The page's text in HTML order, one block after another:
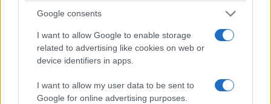
Google consents
I want to allow Google to enable storage
related to advertising like cookies on web or
device identifiers in apps.
I want to allow my user data to be sent to
Google for online advertising purposes.
άνω των 23.000.000 ευρώ
και η μη απόδοση
Φ.Π.Α. για τα ίδια έτη ποσού άνω των 250.000
ευρώ. Τα πρόστιμα και οι φόροι που θα
επιβληθούν προσεγγίζουν τα 6.350.000 ευρώ.